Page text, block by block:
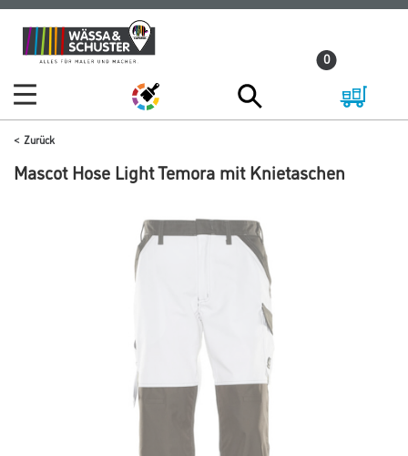
Zum
Inhalt
Zum
Navigationsmenü
0
Zurück
Mascot Hose Light Temora mit Knietaschen